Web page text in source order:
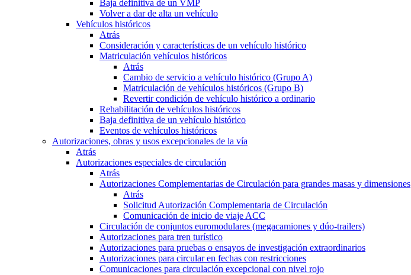
Baja definitiva de un VMP
Volver a dar de alta un vehículo
Vehículos históricos
Atrás
Consideración y características de un vehículo histórico
Matriculación vehículos históricos
Atrás
Cambio de servicio a vehículo histórico (Grupo A)
Matriculación de vehículos históricos (Grupo B)
Revertir condición de vehículo histórico a ordinario
Rehabilitación de vehículos históricos
Baja definitiva de un vehículo histórico
Eventos de vehículos históricos
Autorizaciones, obras y usos excepcionales de la vía
Atrás
Autorizaciones especiales de circulación
Atrás
Autorizaciones Complementarias de Circulación para grandes masas y dimensiones
Atrás
Solicitud Autorización Complementaria de Circulación
Comunicación de inicio de viaje ACC
Circulación de conjuntos euromodulares (megacamiones y dúo-trailers)
Autorizaciones para tren turístico
Autorizaciones para pruebas o ensayos de investigación extraordinarios
Autorizaciones para circular en fechas con restricciones
Comunicaciones para circulación excepcional con nivel rojo